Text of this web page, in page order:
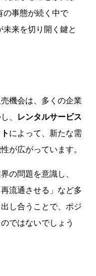
の事態が続く中で
未来を切り開く鍵と
機会は、多くの企業
、
レンタルサービス
によって、新たな需
が広がっています。
の問題を意識し、
流通させる」など多
し合うことで、ポジ
ではないでしょう